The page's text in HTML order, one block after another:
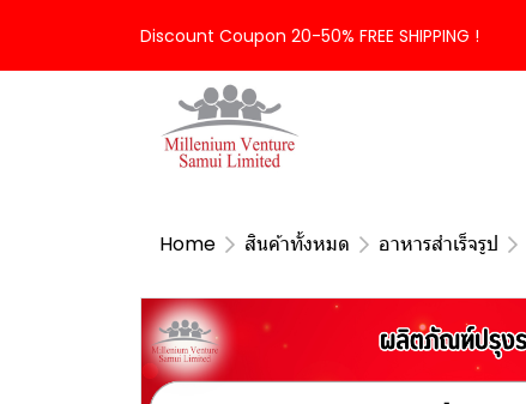
Discount Coupon 20-50% FREE SHIPPING !
Home สินค้าทั้งหมด อาหารสำเร็จรูป